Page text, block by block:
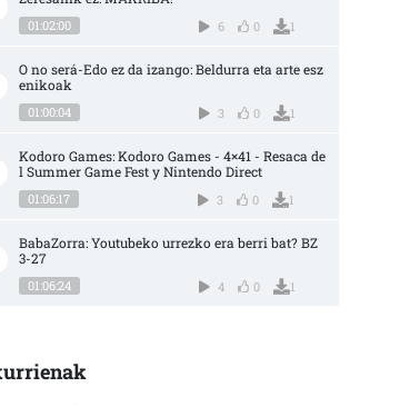
NUEVAS MÚSICAS Y ESCENAS PARA RESISTIR” SARRERAN
01:02:00 6 0 1
O no será-Edo ez da izango: Beldurra eta arte esz
enikoak
01:00:04 3 0 1
Kodoro Games: Kodoro Games - 4×41 - Resaca de
l Summer Game Fest y Nintendo Direct
01:06:17 3 0 1
BabaZorra: Youtubeko urrezko era berri bat? BZ
3-27
01:06:24 4 0 1